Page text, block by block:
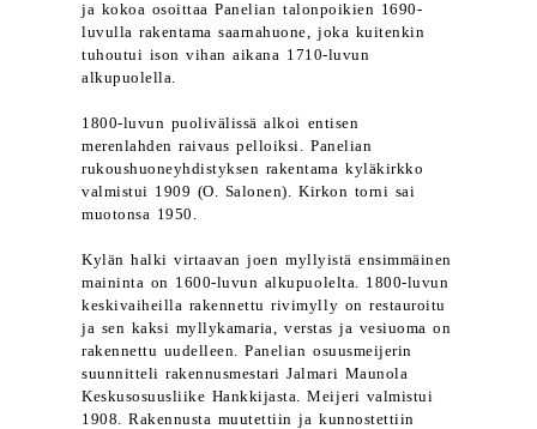
ja kokoa osoittaa Panelian talonpoikien 1690-
luvulla rakentama saarnahuone, joka kuitenkin
tuhoutui ison vihan aikana 1710-luvun
alkupuolella.
1800-luvun puolivälissä alkoi entisen
merenlahden raivaus pelloiksi. Panelian
rukoushuoneyhdistyksen rakentama kyläkirkko
valmistui 1909 (O. Salonen). Kirkon torni sai
muotonsa 1950.
Kylän halki virtaavan joen myllyistä ensimmäinen
maininta on 1600-luvun alkupuolelta. 1800-luvun
keskivaiheilla rakennettu rivimylly on restauroitu
ja sen kaksi myllykamaria, verstas ja vesiuoma on
rakennettu uudelleen. Panelian osuusmeijerin
suunnitteli rakennusmestari Jalmari Maunola
Keskusosuusliike Hankkijasta. Meijeri valmistui
1908. Rakennusta muutettiin ja kunnostettiin